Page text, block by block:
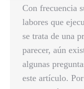
Con frecuencia
labores que
se trata de una
parecer, aún
algunas
este artículo.